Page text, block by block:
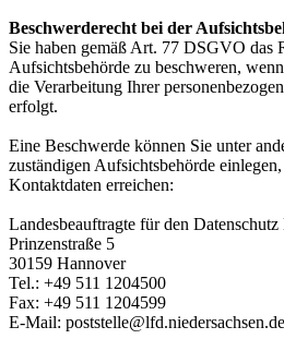
Beschwerderecht bei der
Sie haben gemäß Art. 77 DSGVO das
Aufsichtsbehörde zu beschweren,
die Verarbeitung Ihrer
erfolgt.
Eine Beschwerde können Sie unter
zuständigen Aufsichtsbehörde
Kontaktdaten erreichen:
Landesbeauftragte für den Datenschutz
Prinzenstraße 5
30159 Hannover
Tel.: +49 511 1204500
Fax: +49 511 1204599
E-Mail: poststelle@lfd.niedersachsen.de